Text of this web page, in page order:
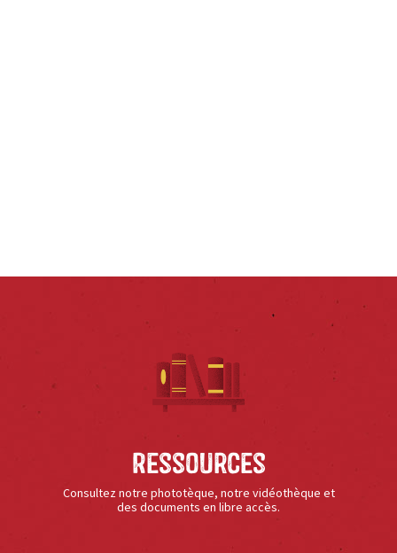
Ressources
Consultez notre phototèque, notre vidéothèque et
des documents en libre accès.